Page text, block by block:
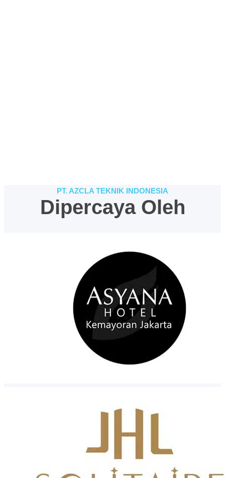
PT. AZCLA TEKNIK INDONESIA
Dipercaya Oleh